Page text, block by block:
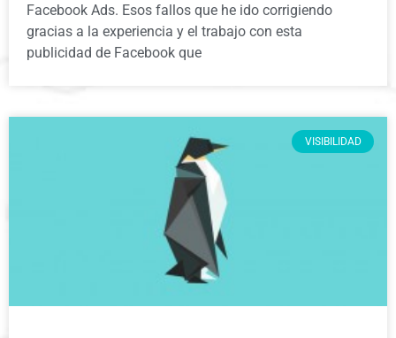
Facebook Ads. Esos fallos que he ido corrigiendo
gracias a la experiencia y el trabajo con esta
publicidad de Facebook que
VISIBILIDAD